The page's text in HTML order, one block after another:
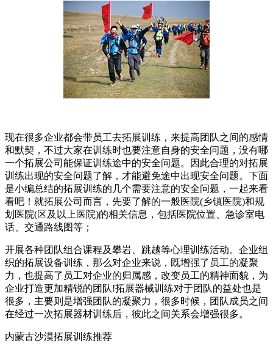
现在很多企业都会带员工去拓展训练，来提高团队之间的感情
和默契，不过大家在训练时也要注意自身的安全问题，没有哪
一个拓展公司能保证训练途中的安全问题。因此合理的对拓展
训练出现的安全问题了解，才能避免途中出现安全问题。下面
是小编总结的拓展训练的几个需要注意的安全问题，一起来看
看吧！就拓展公司而言，先要了解的一般医院(乡镇医院)和规
划医院(区及以上医院)的相关信息，包括医院位置、急诊室电
话、交通路线图等；
开展各种团队组合课程及攀岩、跳越等心理训练活动。企业组
织的拓展设备训练，那么对企业来说，既增强了员工的凝聚
力，也提高了员工对企业的归属感，改变员工的精神面貌，为
企业打造更加精锐的团队!拓展器械训练对于团队的益处也是
很多，主要则是增强团队的凝聚力，很多时候，团队成员之间
在经过一次拓展器材训练后，彼此之间关系会增强很多。
内蒙古沙漠拓展训练推荐